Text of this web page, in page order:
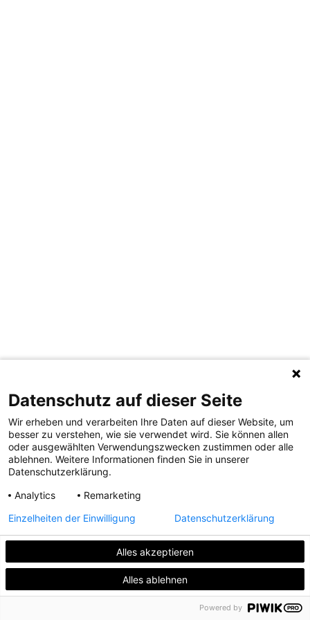
Datenschutz auf dieser Seite
Wir erheben und verarbeiten Ihre Daten auf dieser Website, um
besser zu verstehen, wie sie verwendet wird. Sie können allen
oder ausgewählten Verwendungszwecken zustimmen oder alle
ablehnen. Weitere Informationen finden Sie in unserer
Datenschutzerklärung.
Analytics
Remarketing
Alles akzeptieren
Alles ablehnen
Einzelheiten der Einwilligung Datenschutzerklärung
Powered by